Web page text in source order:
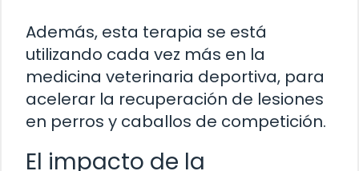
Además, esta terapia se está
utilizando cada vez más en la
medicina veterinaria deportiva, para
acelerar la recuperación de lesiones
en perros y caballos de competición.
El impacto de la